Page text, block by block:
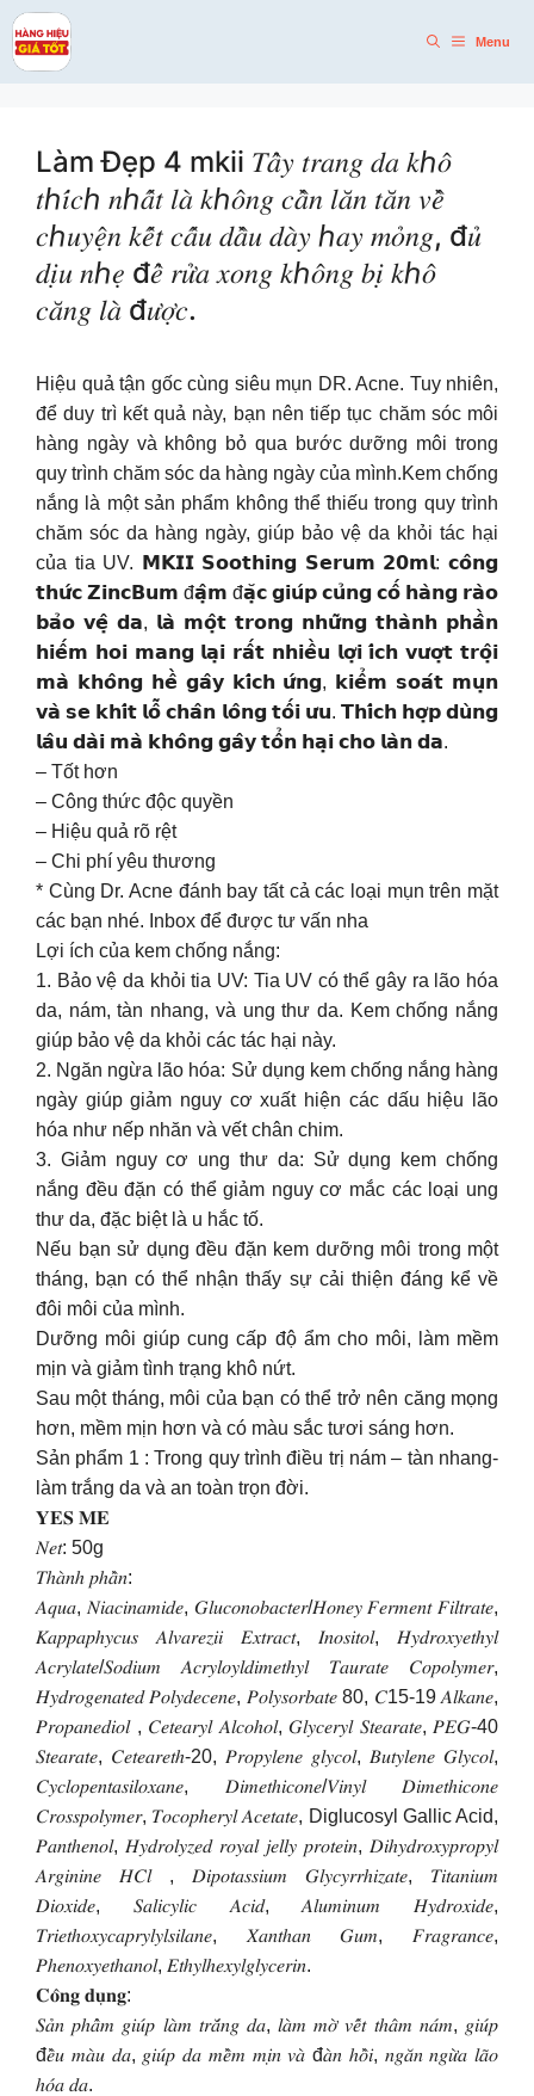
Skip
to
content
Menu
Làm Đẹp 4 mkii 𝑇𝑎̂̉𝑦 𝑡𝑟𝑎𝑛𝑔 𝑑𝑎 𝑘ℎ𝑜̂
𝑡ℎ𝑖́𝑐ℎ 𝑛ℎ𝑎̂́𝑡 𝑙𝑎̀ 𝑘ℎ𝑜̂𝑛𝑔 𝑐𝑎̂̀𝑛 𝑙𝑎̆𝑛 𝑡𝑎̆𝑛 𝑣𝑒̂̀
𝑐ℎ𝑢𝑦𝑒̣̂𝑛 𝑘𝑒̂́𝑡 𝑐𝑎̂́𝑢 𝑑𝑎̂̀𝑢 𝑑𝑎̀𝑦 ℎ𝑎𝑦 𝑚𝑜̉𝑛𝑔, đ𝑢̉
𝑑𝑖̣𝑢 𝑛ℎ𝑒̣ đ𝑒̂̉ 𝑟𝑢̛̉𝑎 𝑥𝑜𝑛𝑔 𝑘ℎ𝑜̂𝑛𝑔 𝑏𝑖̣ 𝑘ℎ𝑜̂
𝑐𝑎̆𝑛𝑔 𝑙𝑎̀ đ𝑢̛𝑜̛̣𝑐.
Hiệu quả tận gốc cùng siêu mụn DR. Acne. Tuy nhiên,
để duy trì kết quả này, bạn nên tiếp tục chăm sóc môi
hàng ngày và không bỏ qua bước dưỡng môi trong
quy trình chăm sóc da hàng ngày của mình.Kem chống
nắng là một sản phẩm không thể thiếu trong quy trình
chăm sóc da hàng ngày, giúp bảo vệ da khỏi tác hại
của tia UV. 𝗠𝗞𝗜𝗜 𝗦𝗼𝗼𝘁𝗵𝗶𝗻𝗴 𝗦𝗲𝗿𝘂𝗺 𝟮𝟬𝗺𝗹: 𝗰𝗼̂𝗻𝗴
𝘁𝗵𝘂̛́𝗰 𝗭𝗶𝗻𝗰𝗕𝘂𝗺 đ𝗮̣̂𝗺 đ𝗮̣̆𝗰 𝗴𝗶𝘂́𝗽 𝗰𝘂̉𝗻𝗴 𝗰𝗼̂́ 𝗵𝗮̀𝗻𝗴 𝗿𝗮̀𝗼
𝗯𝗮̉𝗼 𝘃𝗲̣̂ 𝗱𝗮, 𝗹𝗮̀ 𝗺𝗼̣̂𝘁 𝘁𝗿𝗼𝗻𝗴 𝗻𝗵𝘂̛̃𝗻𝗴 𝘁𝗵𝗮̀𝗻𝗵 𝗽𝗵𝗮̂̀𝗻
𝗵𝗶𝗲̂́𝗺 𝗵𝗼𝗶 𝗺𝗮𝗻𝗴 𝗹𝗮̣𝗶 𝗿𝗮̂́𝘁 𝗻𝗵𝗶𝗲̂̀𝘂 𝗹𝗼̛̣𝗶 𝗶́𝗰𝗵 𝘃𝘂̛𝗼̛̣𝘁 𝘁𝗿𝗼̣̂𝗶
𝗺𝗮̀ 𝗸𝗵𝗼̂𝗻𝗴 𝗵𝗲̂̀ 𝗴𝗮̂𝘆 𝗸𝗶́𝗰𝗵 𝘂̛́𝗻𝗴, 𝗸𝗶𝗲̂̉𝗺 𝘀𝗼𝗮́𝘁 𝗺𝘂̣𝗻
𝘃𝗮̀ 𝘀𝗲 𝗸𝗵𝗶́𝘁 𝗹𝗼̂̃ 𝗰𝗵𝗮̂𝗻 𝗹𝗼̂𝗻𝗴 𝘁𝗼̂́𝗶 𝘂̛𝘂. 𝗧𝗵𝗶́𝗰𝗵 𝗵𝗼̛̣𝗽 𝗱𝘂̀𝗻𝗴
𝗹𝗮̂𝘂 𝗱𝗮̀𝗶 𝗺𝗮̀ 𝗸𝗵𝗼̂𝗻𝗴 𝗴𝗮̂𝘆 𝘁𝗼̂̉𝗻 𝗵𝗮̣𝗶 𝗰𝗵𝗼 𝗹𝗮̀𝗻 𝗱𝗮.
– Tốt hơn
– Công thức độc quyền
– Hiệu quả rõ rệt
– Chi phí yêu thương
* Cùng Dr. Acne đánh bay tất cả các loại mụn trên mặt
các bạn nhé. Inbox để được tư vấn nha
Lợi ích của kem chống nắng:
1. Bảo vệ da khỏi tia UV: Tia UV có thể gây ra lão hóa
da, nám, tàn nhang, và ung thư da. Kem chống nắng
giúp bảo vệ da khỏi các tác hại này.
2. Ngăn ngừa lão hóa: Sử dụng kem chống nắng hàng
ngày giúp giảm nguy cơ xuất hiện các dấu hiệu lão
hóa như nếp nhăn và vết chân chim.
3. Giảm nguy cơ ung thư da: Sử dụng kem chống
nắng đều đặn có thể giảm nguy cơ mắc các loại ung
thư da, đặc biệt là u hắc tố.
Nếu bạn sử dụng đều đặn kem dưỡng môi trong một
tháng, bạn có thể nhận thấy sự cải thiện đáng kể về
đôi môi của mình.
Dưỡng môi giúp cung cấp độ ẩm cho môi, làm mềm
mịn và giảm tình trạng khô nứt.
Sau một tháng, môi của bạn có thể trở nên căng mọng
hơn, mềm mịn hơn và có màu sắc tươi sáng hơn.
Sản phẩm 1 : Trong quy trình điều trị nám – tàn nhang-
làm trắng da và an toàn trọn đời.
𝐘𝐄𝐒 𝐌𝐄
𝑁𝑒𝑡: 50g
𝑇ℎ𝑎̀𝑛ℎ 𝑝ℎ𝑎̂̀𝑛:
𝐴𝑞𝑢𝑎, 𝑁𝑖𝑎𝑐𝑖𝑛𝑎𝑚𝑖𝑑𝑒, 𝐺𝑙𝑢𝑐𝑜𝑛𝑜𝑏𝑎𝑐𝑡𝑒𝑟/𝐻𝑜𝑛𝑒𝑦 𝐹𝑒𝑟𝑚𝑒𝑛𝑡 𝐹𝑖𝑙𝑡𝑟𝑎𝑡𝑒,
𝐾𝑎𝑝𝑝𝑎𝑝ℎ𝑦𝑐𝑢𝑠 𝐴𝑙𝑣𝑎𝑟𝑒𝑧𝑖𝑖 𝐸𝑥𝑡𝑟𝑎𝑐𝑡, 𝐼𝑛𝑜𝑠𝑖𝑡𝑜𝑙, 𝐻𝑦𝑑𝑟𝑜𝑥𝑦𝑒𝑡ℎ𝑦𝑙
𝐴𝑐𝑟𝑦𝑙𝑎𝑡𝑒/𝑆𝑜𝑑𝑖𝑢𝑚 𝐴𝑐𝑟𝑦𝑙𝑜𝑦𝑙𝑑𝑖𝑚𝑒𝑡ℎ𝑦𝑙 𝑇𝑎𝑢𝑟𝑎𝑡𝑒 𝐶𝑜𝑝𝑜𝑙𝑦𝑚𝑒𝑟,
𝐻𝑦𝑑𝑟𝑜𝑔𝑒𝑛𝑎𝑡𝑒𝑑 𝑃𝑜𝑙𝑦𝑑𝑒𝑐𝑒𝑛𝑒, 𝑃𝑜𝑙𝑦𝑠𝑜𝑟𝑏𝑎𝑡𝑒 80, 𝐶15-19 𝐴𝑙𝑘𝑎𝑛𝑒,
𝑃𝑟𝑜𝑝𝑎𝑛𝑒𝑑𝑖𝑜𝑙 , 𝐶𝑒𝑡𝑒𝑎𝑟𝑦𝑙 𝐴𝑙𝑐𝑜ℎ𝑜𝑙, 𝐺𝑙𝑦𝑐𝑒𝑟𝑦𝑙 𝑆𝑡𝑒𝑎𝑟𝑎𝑡𝑒, 𝑃𝐸𝐺-40
𝑆𝑡𝑒𝑎𝑟𝑎𝑡𝑒, 𝐶𝑒𝑡𝑒𝑎𝑟𝑒𝑡ℎ-20, 𝑃𝑟𝑜𝑝𝑦𝑙𝑒𝑛𝑒 𝑔𝑙𝑦𝑐𝑜𝑙, 𝐵𝑢𝑡𝑦𝑙𝑒𝑛𝑒 𝐺𝑙𝑦𝑐𝑜𝑙,
𝐶𝑦𝑐𝑙𝑜𝑝𝑒𝑛𝑡𝑎𝑠𝑖𝑙𝑜𝑥𝑎𝑛𝑒, 𝐷𝑖𝑚𝑒𝑡ℎ𝑖𝑐𝑜𝑛𝑒/𝑉𝑖𝑛𝑦𝑙 𝐷𝑖𝑚𝑒𝑡ℎ𝑖𝑐𝑜𝑛𝑒
𝐶𝑟𝑜𝑠𝑠𝑝𝑜𝑙𝑦𝑚𝑒𝑟, 𝑇𝑜𝑐𝑜𝑝ℎ𝑒𝑟𝑦𝑙 𝐴𝑐𝑒𝑡𝑎𝑡𝑒, Diglucosyl Gallic Acid,
𝑃𝑎𝑛𝑡ℎ𝑒𝑛𝑜𝑙, 𝐻𝑦𝑑𝑟𝑜𝑙𝑦𝑧𝑒𝑑 𝑟𝑜𝑦𝑎𝑙 𝑗𝑒𝑙𝑙𝑦 𝑝𝑟𝑜𝑡𝑒𝑖𝑛, 𝐷𝑖ℎ𝑦𝑑𝑟𝑜𝑥𝑦𝑝𝑟𝑜𝑝𝑦𝑙
𝐴𝑟𝑔𝑖𝑛𝑖𝑛𝑒 𝐻𝐶𝑙 , 𝐷𝑖𝑝𝑜𝑡𝑎𝑠𝑠𝑖𝑢𝑚 𝐺𝑙𝑦𝑐𝑦𝑟𝑟ℎ𝑖𝑧𝑎𝑡𝑒, 𝑇𝑖𝑡𝑎𝑛𝑖𝑢𝑚
𝐷𝑖𝑜𝑥𝑖𝑑𝑒, 𝑆𝑎𝑙𝑖𝑐𝑦𝑙𝑖𝑐 𝐴𝑐𝑖𝑑, 𝐴𝑙𝑢𝑚𝑖𝑛𝑢𝑚 𝐻𝑦𝑑𝑟𝑜𝑥𝑖𝑑𝑒,
𝑇𝑟𝑖𝑒𝑡ℎ𝑜𝑥𝑦𝑐𝑎𝑝𝑟𝑦𝑙𝑦𝑙𝑠𝑖𝑙𝑎𝑛𝑒, 𝑋𝑎𝑛𝑡ℎ𝑎𝑛 𝐺𝑢𝑚, 𝐹𝑟𝑎𝑔𝑟𝑎𝑛𝑐𝑒,
𝑃ℎ𝑒𝑛𝑜𝑥𝑦𝑒𝑡ℎ𝑎𝑛𝑜𝑙, 𝐸𝑡ℎ𝑦𝑙ℎ𝑒𝑥𝑦𝑙𝑔𝑙𝑦𝑐𝑒𝑟𝑖𝑛.
𝐂𝐨̂𝐧𝐠 𝐝𝐮̣𝐧𝐠:
𝑆𝑎̉𝑛 𝑝ℎ𝑎̂̉𝑚 𝑔𝑖𝑢́𝑝 𝑙𝑎̀𝑚 𝑡𝑟𝑎̆́𝑛𝑔 𝑑𝑎, 𝑙𝑎̀𝑚 𝑚𝑜̛̀ 𝑣𝑒̂́𝑡 𝑡ℎ𝑎̂𝑚 𝑛𝑎́𝑚, 𝑔𝑖𝑢́𝑝
đ𝑒̂̀𝑢 𝑚𝑎̀𝑢 𝑑𝑎, 𝑔𝑖𝑢́𝑝 𝑑𝑎 𝑚𝑒̂̀𝑚 𝑚𝑖̣𝑛 𝑣𝑎̀ đ𝑎̀𝑛 ℎ𝑜̂̀𝑖, 𝑛𝑔𝑎̆𝑛 𝑛𝑔𝑢̛̀𝑎 𝑙𝑎̃𝑜
ℎ𝑜́𝑎 𝑑𝑎.